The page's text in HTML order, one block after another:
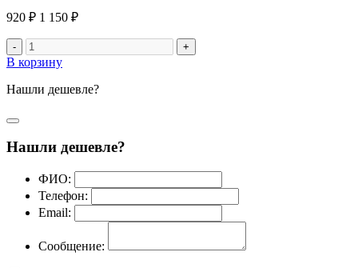
920 ₽ 1 150 ₽
- +
В корзину
Нашли дешевле?
Нашли дешевле?
ФИО:
Телефон:
Email:
Сообщение: